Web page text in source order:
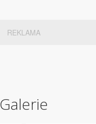
REKLAMA
Galerie